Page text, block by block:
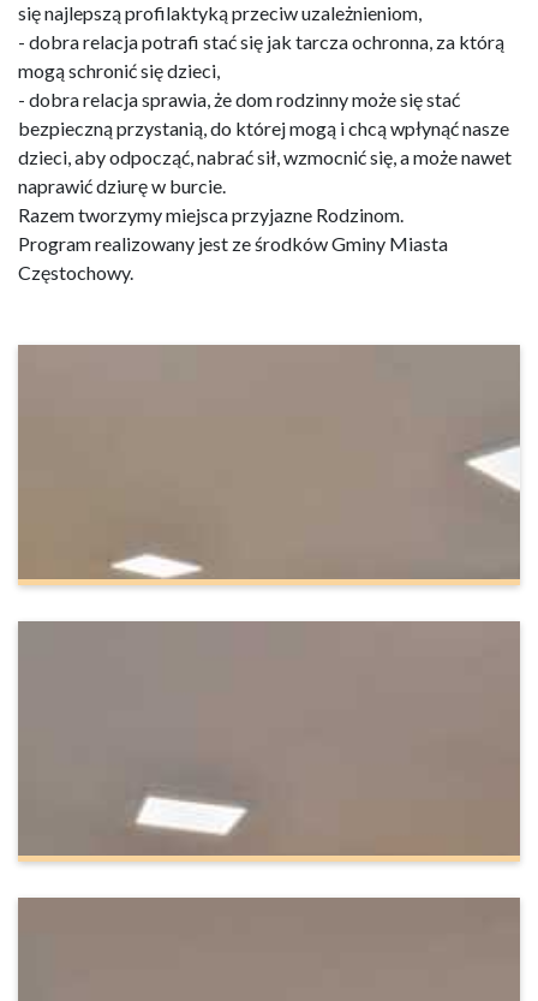
się najlepszą profilaktyką przeciw uzależnieniom,
- dobra relacja potrafi stać się jak tarcza ochronna, za którą
mogą schronić się dzieci,
- dobra relacja sprawia, że dom rodzinny może się stać
bezpieczną przystanią, do której mogą i chcą wpłynąć nasze
dzieci, aby odpocząć, nabrać sił, wzmocnić się, a może nawet
naprawić dziurę w burcie.
Razem tworzymy miejsca przyjazne Rodzinom.
Program realizowany jest ze środków Gminy Miasta
Częstochowy.